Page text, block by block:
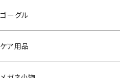
トムフォード TOM FORD
NIKE ナイキ
トムフォード TOM FORD
Oakley オークリー
ルーペ
ゴーグル
アックス AXE
ケア用品